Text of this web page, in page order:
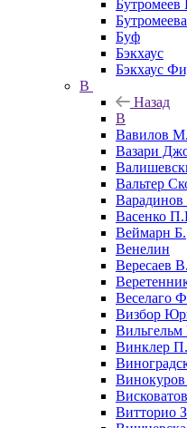
Бутромеев
Буф
Бэкхаус
Бэкхаус
В
Назад
В
Вавилов
Вазари
Вальтер
Варадинов
Васенко
Веймарн Б.
Венелин
Вересаев В.
Веселаго
Визбор
Вильгельм
Винклер
Витторио